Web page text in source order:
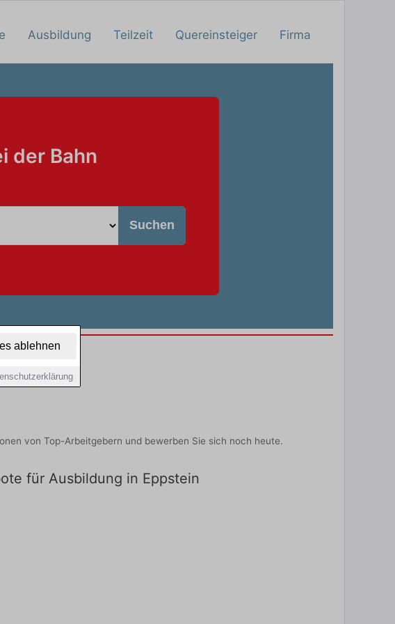
ablehnen
Ausbildung Teilzeit Quereinsteiger Firma
der Bahn
Suchen
von Top-Arbeitgebern und bewerben Sie sich noch heute.
für Ausbildung in Eppstein